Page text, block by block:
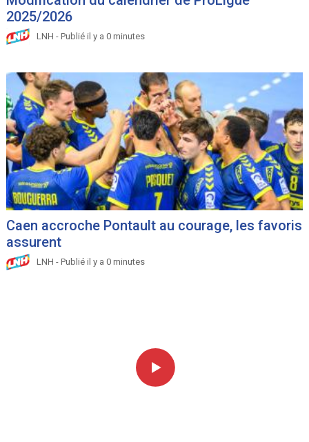
2025/2026
LNH - Publié il y a 0 minutes
Caen accroche Pontault au courage, les favoris
assurent
LNH - Publié il y a 0 minutes